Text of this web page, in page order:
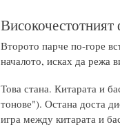
Второто парче по-горе
началото, исках да режа
Това стана. Китарата и
тонове"). Остана доста
игра между китарата и